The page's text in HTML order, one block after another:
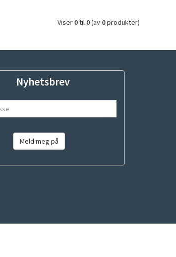
Viser 0til 0(av 0produkter)
Nyhetsbrev
Meld meg på